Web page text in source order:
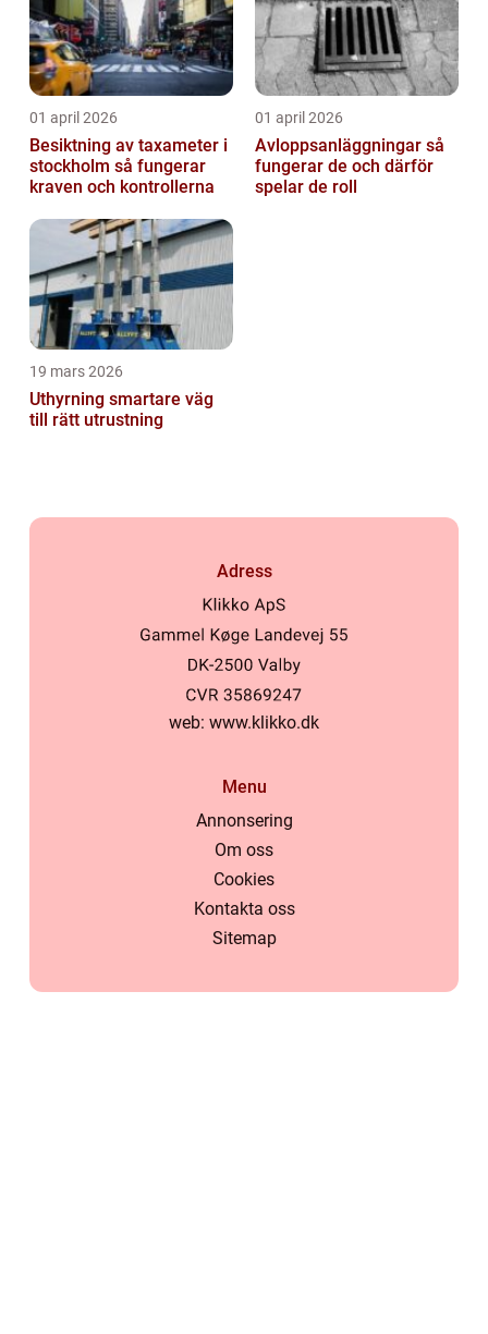
01 april 2026
Besiktning av taxameter i
stockholm så fungerar
kraven och kontrollerna
01 april 2026
Avloppsanläggningar så
fungerar de och därför
spelar de roll
19 mars 2026
Uthyrning smartare väg
till rätt utrustning
Adress
web: www.klikko.dk
Menu
Annonsering
Om oss
Cookies
Kontakta oss
Sitemap